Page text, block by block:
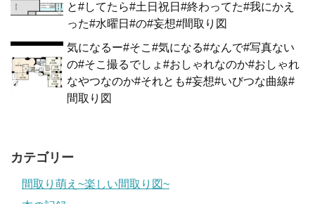
と#してたら#土日祝日#終わってた#我にかえ
った#水曜日#の#妄想#間取り図
気になるー#そこ#気になる#なんで#写真ない
の#そこ撮るでしょ#おしゃれなのか#おしゃれ
なやつなのか#それとも#妄想#いびつな曲線#
間取り図
カテゴリー
間取り萌え~楽しい間取り図~